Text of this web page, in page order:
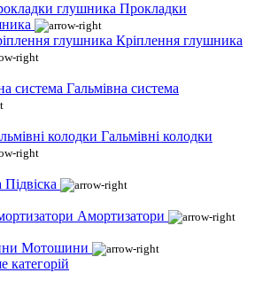
Прокладки
Кріплення глушника
Гальмівна система
Гальмівні колодки
Підвіска
Амортизатори
Мотошини
категорій